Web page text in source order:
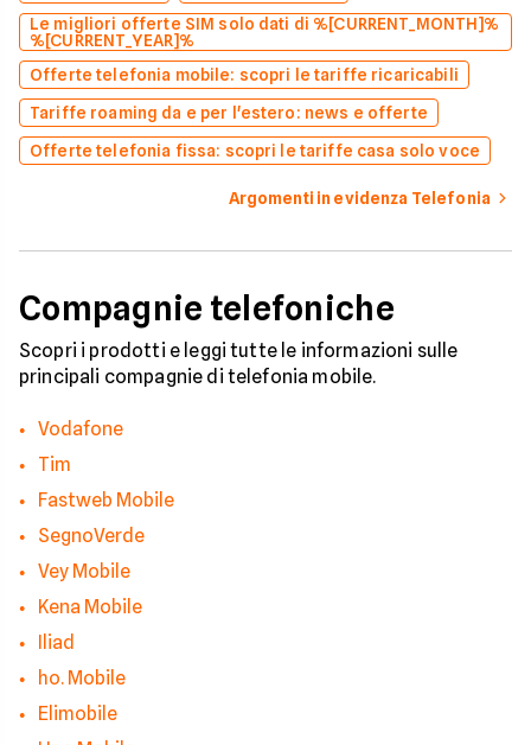
Le migliori offerte SIM solo dati di %[CURRENT_MONTH]%
%[CURRENT_YEAR]%
Offerte telefonia mobile: scopri le tariffe ricaricabili
Tariffe roaming da e per l'estero: news e offerte
Offerte telefonia fissa: scopri le tariffe casa solo voce
Argomenti in evidenza Telefonia
Compagnie telefoniche
Scopri i prodotti e leggi tutte le informazioni sulle
principali compagnie di telefonia mobile.
Vodafone
Tim
Fastweb Mobile
SegnoVerde
Vey Mobile
Kena Mobile
Iliad
ho. Mobile
Elimobile